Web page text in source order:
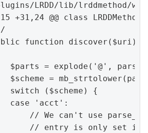
LRDD/lib/lrddmethod/
+31,24 @@ class
function discover($uri)
= explode('@',
=
($scheme) {
case 'acct':
// We can't use
// entry is only set if